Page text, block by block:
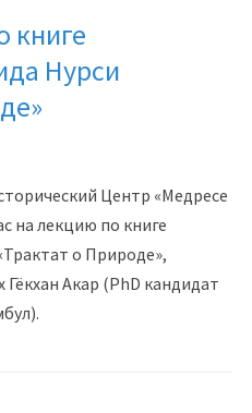
книге
Нурси
Центр «Медресе
на лекцию по книге
о Природе»,
Акар (PhD кандидат